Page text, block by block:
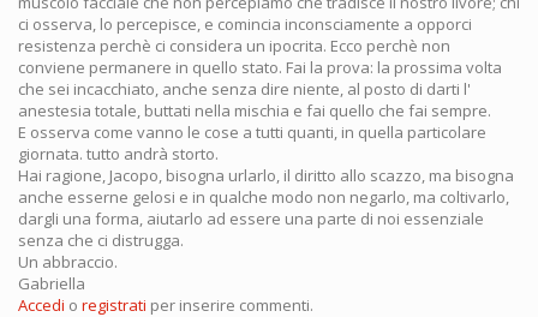
ci osserva, lo percepisce, e comincia inconsciamente a opporci
resistenza perchè ci considera un ipocrita. Ecco perchè non
conviene permanere in quello stato. Fai la prova: la prossima volta
che sei incacchiato, anche senza dire niente, al posto di darti l'
anestesia totale, buttati nella mischia e fai quello che fai sempre.
E osserva come vanno le cose a tutti quanti, in quella particolare
giornata. tutto andrà storto.
Hai ragione, Jacopo, bisogna urlarlo, il diritto allo scazzo, ma bisogna
anche esserne gelosi e in qualche modo non negarlo, ma coltivarlo,
dargli una forma, aiutarlo ad essere una parte di noi essenziale
senza che ci distrugga.
Un abbraccio.
Gabriella
Accedi o registrati per inserire commenti.